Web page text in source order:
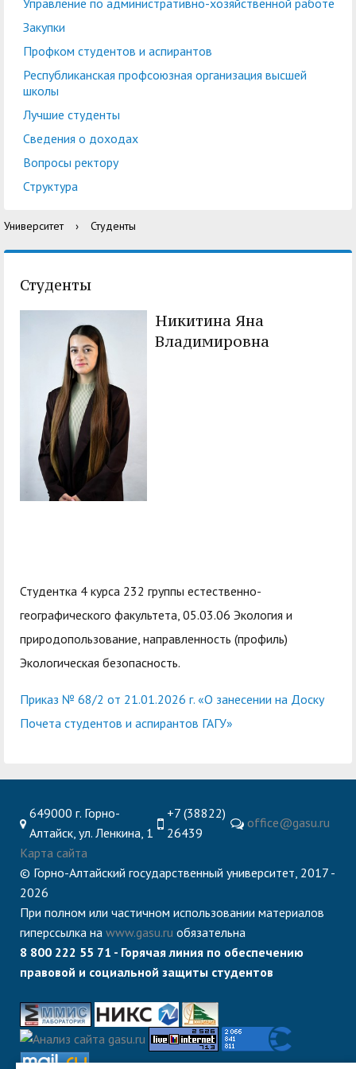
Международная
деятельность
Управление по
административно-
Закупки
Республиканская
организация высшей
школы
Вопросы ректору
Центр тестирования
иностранных граждан
по русскому языку
Центр развития
компетенций
Центр русского языка
несовершеннолетних
Образовательный
модуль «Обучение
служением»
Информация о
предоставлении
Управление по административно-хозяйственной работе
Закупки
Профком студентов и аспирантов
Республиканская профсоюзная организация высшей
школы
Лучшие студенты
Сведения о доходах
Вопросы ректору
Структура
Университет › Студенты
Студенты
Никитина Яна
Владимировна
Студентка 4 курса 232 группы естественно-
географического факультета, 05.03.06 Экология и
природопользование, направленность (профиль)
Экологическая безопасность.
Приказ № 68/2 от 21.01.2026 г. «О занесении на Доску
Почета студентов и аспирантов ГАГУ»
649000 г. Горно-
Алтайск, ул. Ленкина, 1
+7 (38822)
26439
office@gasu.ru
Карта сайта
© Горно-Алтайский государственный университет, 2017 -
2026
При полном или частичном использовании материалов
гиперссылка на www.gasu.ru обязательна
8 800 222 55 71 - Горячая линия по обеспечению
правовой и социальной защиты студентов